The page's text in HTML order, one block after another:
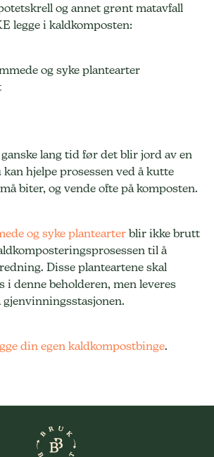
og annet grønt matavfall
legge i kaldkomposten:
og syke plantearter
lang tid før det blir jord av en
hjelpe prosessen ved å kutte
biter, og vende ofte på komposten.
og syke plantearter blir ikke brutt
til å
Disse planteartene skal
i denne beholderen, men leveres
gjenvinningsstasjonen.
din egen kaldkompostbinge.